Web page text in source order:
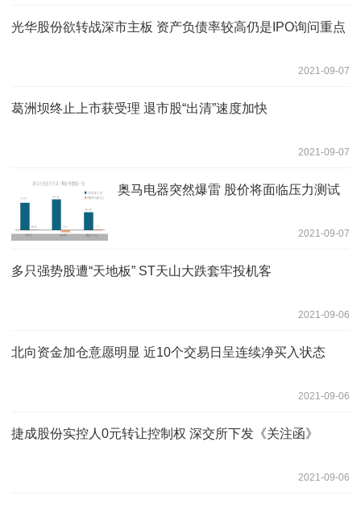
光华股份欲转战深市主板 资产负债率较高仍是IPO询问重点
2021-09-07
葛洲坝终止上市获受理 退市股“出清”速度加快
2021-09-07
奥马电器突然爆雷 股价将面临压力测试
2021-09-07
多只强势股遭“天地板” ST天山大跌套牢投机客
2021-09-06
北向资金加仓意愿明显 近10个交易日呈连续净买入状态
2021-09-06
捷成股份实控人0元转让控制权 深交所下发《关注函》
2021-09-06